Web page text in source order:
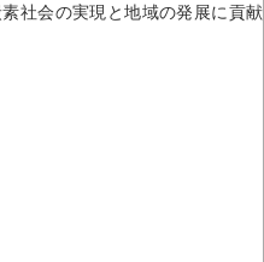
社会の実現と地域の発展に貢献